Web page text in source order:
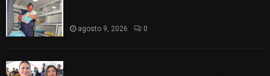
agosto 9, 2026 0